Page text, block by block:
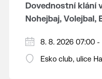
Dovednostní klání
Nohejbaj, Volejbal,
Zúčastnit se může
týmů - každý tým si
8. 8. 2026 07:00 -
Esko club, ulice